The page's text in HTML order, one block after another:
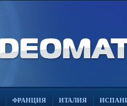
ФРАНЦИЯ ИТАЛИЯ